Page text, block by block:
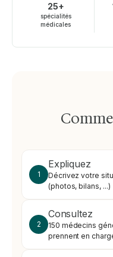
25+
spécialités
médicales
1
Expliquez
Décrivez votre
(photos, bilans, ...)
2
Consultez
150 médecins
prennent en